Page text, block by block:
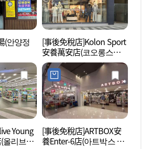
(안양정
[事後免稅店]Kolon Sport
安養萬安店(코오롱스포
츠 안양만안점)
Young
올리브영
[事後免稅店]ARTBOX安
養Enter-6店(아트박스 안